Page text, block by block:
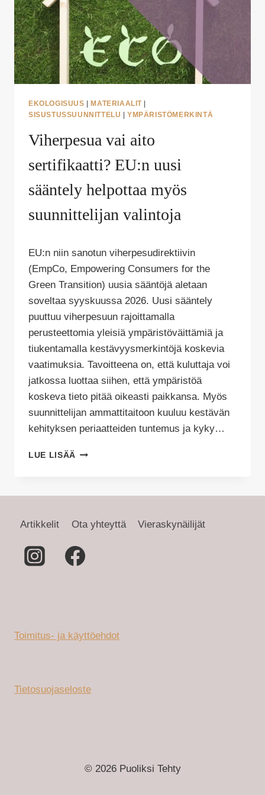
EKOLOGISUUS |MATERIAALIT|
SISUSTUSSUUNNITTELU |YMPÄRISTÖMERKINTÄ
Viherpesua vai aito
sertifikaatti? EU:n uusi
sääntely helpottaa myös
suunnittelijan valintoja
Puoliksi
Tehty
EU:n niin sanotun viherpesudirektiivin
(EmpCo, Empowering Consumers for the
Green Transition) uusia sääntöjä aletaan
soveltaa syyskuussa 2026. Uusi sääntely
puuttuu viherpesuun rajoittamalla
perusteettomia yleisiä ympäristöväittämiä ja
tiukentamalla kestävyysmerkintöjä koskevia
vaatimuksia. Tavoitteena on, että kuluttaja voi
jatkossa luottaa siihen, että ympäristöä
koskeva tieto pitää oikeasti paikkansa. Myös
suunnittelijan ammattitaitoon kuuluu kestävän
kehityksen periaatteiden tuntemus ja kyky…
LUE LISÄÄ VIHERPESUA
SÄÄNTELY
MYÖS
SUUNNITTELIJAN
Artikkelit Ota yhteyttä Vieraskynäilijät
Toimitus- ja käyttöehdot
Tietosuojaseloste
© 2026 Puoliksi Tehty